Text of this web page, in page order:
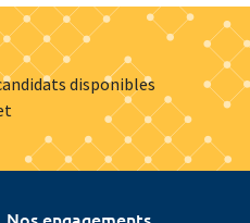
disponibles